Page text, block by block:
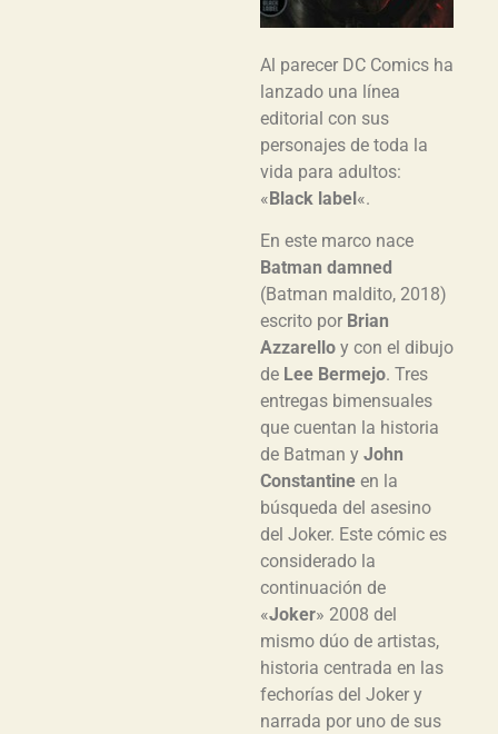
Al parecer DC Comics ha
lanzado una línea
editorial con sus
personajes de toda la
vida para adultos:
«Black label«.
En este marco nace
Batman damned
(Batman maldito, 2018)
escrito por Brian
Azzarello y con el dibujo
de Lee Bermejo. Tres
entregas bimensuales
que cuentan la historia
de Batman y John
Constantine en la
búsqueda del asesino
del Joker. Este cómic es
considerado la
continuación de
«Joker» 2008 del
mismo dúo de artistas,
historia centrada en las
fechorías del Joker y
narrada por uno de sus